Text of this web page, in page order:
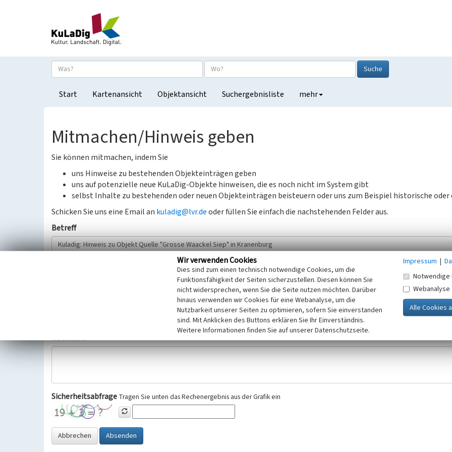
Suche
Start Kartenansicht Objektansicht Suchergebnisliste mehr
Mitmachen/Hinweis geben
Sie können mitmachen, indem Sie
uns Hinweise zu bestehenden Objekteinträgen geben
uns auf potenzielle neue KuLaDig-Objekte hinweisen, die es noch nicht im System gibt
selbst Inhalte zu bestehenden oder neuen Objekteinträgen beisteuern oder uns zum Beispiel historische oder
Schicken Sie uns eine Email an kuladig@lvr.deoder füllen Sie einfach die nachstehenden Felder aus.
Betreff
Wir bitten Sie um freiwillige Angabe Ihres Namens und Ihrer E-Mail-Adresse. Ihre Angaben werden ausschließlich im Rahmen der KuLaDig-
Selbstverständlich werden diese entsprechend der Vorschriften des Telemediengesetzes, des Datenschutzgesetzes NRW und der seit
Datenschutzgrundverordnung (EU-DSGVO) vertraulich behandelt, beachten Sie bitte unsere Hinweise zumDatenschutz
Nachricht
Sicherheitsabfrage Tragen Sie unten das Rechenergebnis aus der Grafik ein
Abbrechen Absenden
Wir verwenden Cookies
Dies sind zum einen technisch notwendige Cookies, um die
Funktionsfähigkeit der Seiten sicherzustellen. Diesen können Sie
nicht widersprechen, wenn Sie die Seite nutzen möchten. Darüber
hinaus verwenden wir Cookies für eine Webanalyse, um die
Nutzbarkeit unserer Seiten zu optimieren, sofern Sie einverstanden
sind. Mit Anklicken des Buttons erklären Sie Ihr Einverständnis.
Weitere Informationen finden Sie auf unserer Datenschutzseite.
Impressum |
Notwendige
Webanalyse